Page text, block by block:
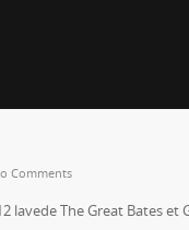
Comments
lavede The Great Bates